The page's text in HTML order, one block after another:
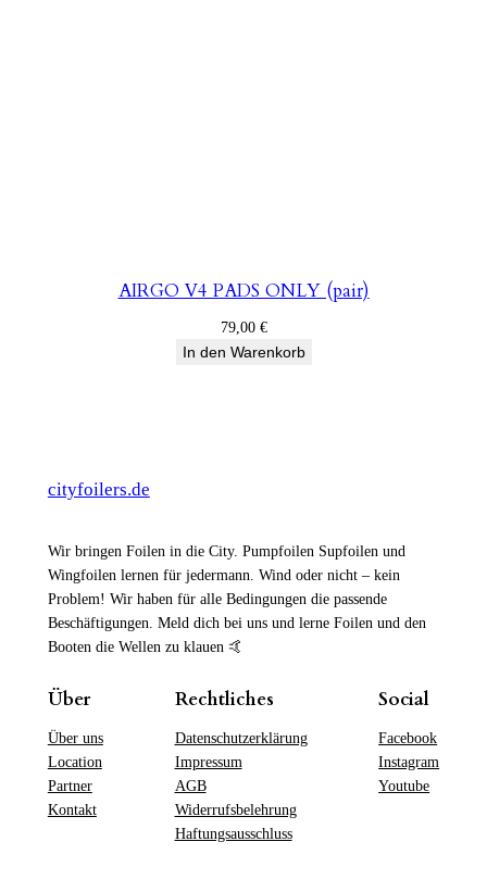
AIRGO V4 PADS ONLY (pair)
79,00 €
In den Warenkorb
cityfoilers.de
Wir bringen Foilen in die City. Pumpfoilen Supfoilen und
Wingfoilen lernen für jedermann. Wind oder nicht – kein
Problem! Wir haben für alle Bedingungen die passende
Beschäftigungen. Meld dich bei uns und lerne Foilen und den
Booten die Wellen zu klauen 🤙
Über
Über uns
Location
Partner
Kontakt
Rechtliches
Datenschutzerklärung
Impressum
AGB
Widerrufsbelehrung
Haftungsausschluss
Social
Facebook
Instagram
Youtube